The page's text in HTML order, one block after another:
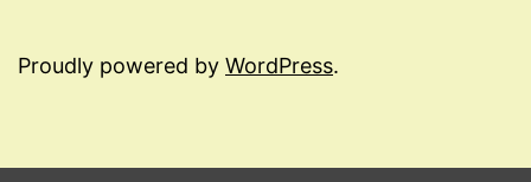
Proudly powered by WordPress.